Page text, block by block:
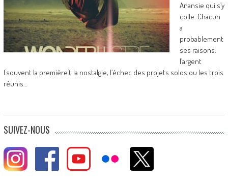
Anansie qui s’y
colle. Chacun
a
probablement
ses raisons:
l’argent
(souvent la première), la nostalgie, l’échec des projets solos ou les trois
réunis…
SUIVEZ-NOUS